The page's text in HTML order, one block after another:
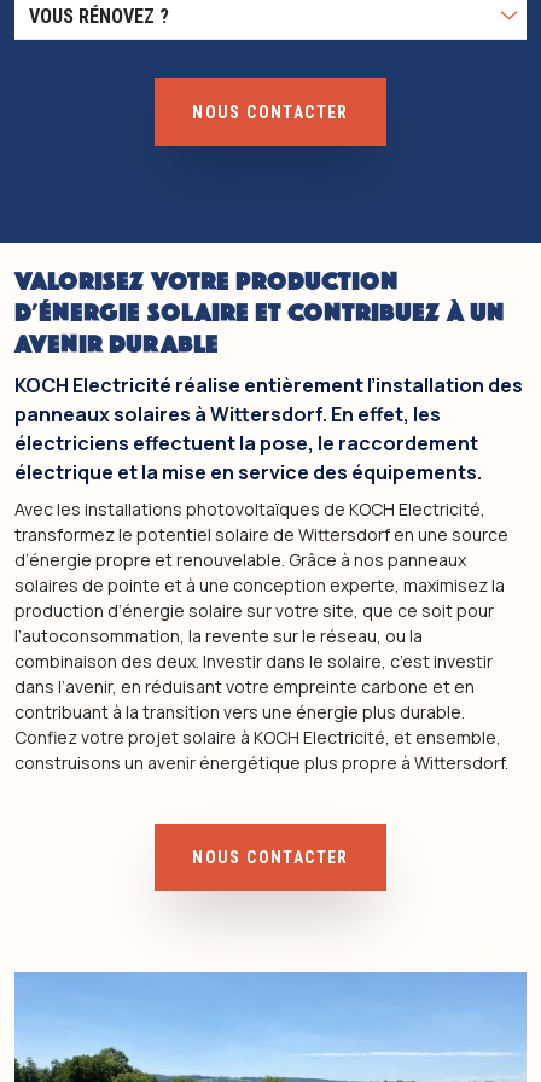
VOUS RÉNOVEZ ?
NOUS CONTACTER
VALORISEZ VOTRE PRODUCTION
D'ÉNERGIE SOLAIRE ET CONTRIBUEZ À UN
AVENIR DURABLE
KOCH Electricité réalise entièrement l’installation des
panneaux solaires à Wittersdorf. En effet, les
électriciens effectuent la pose, le raccordement
électrique et la mise en service des équipements.
Avec les installations photovoltaïques de KOCH Electricité,
transformez le potentiel solaire de Wittersdorf en une source
d’énergie propre et renouvelable. Grâce à nos panneaux
solaires de pointe et à une conception experte, maximisez la
production d’énergie solaire sur votre site, que ce soit pour
l’autoconsommation, la revente sur le réseau, ou la
combinaison des deux. Investir dans le solaire, c’est investir
dans l’avenir, en réduisant votre empreinte carbone et en
contribuant à la transition vers une énergie plus durable.
Confiez votre projet solaire à KOCH Electricité, et ensemble,
construisons un avenir énergétique plus propre à Wittersdorf.
NOUS CONTACTER